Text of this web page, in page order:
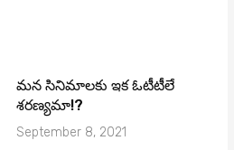
మ‌న సినిమాల‌కు ఇక ఓటీటీలే
శ‌ర‌ణ్య‌మా!?
September 8, 2021